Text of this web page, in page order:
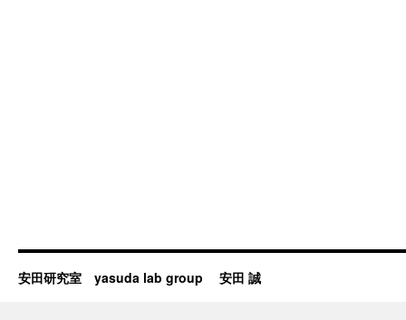
安田研究室 yasuda lab group 安田 誠